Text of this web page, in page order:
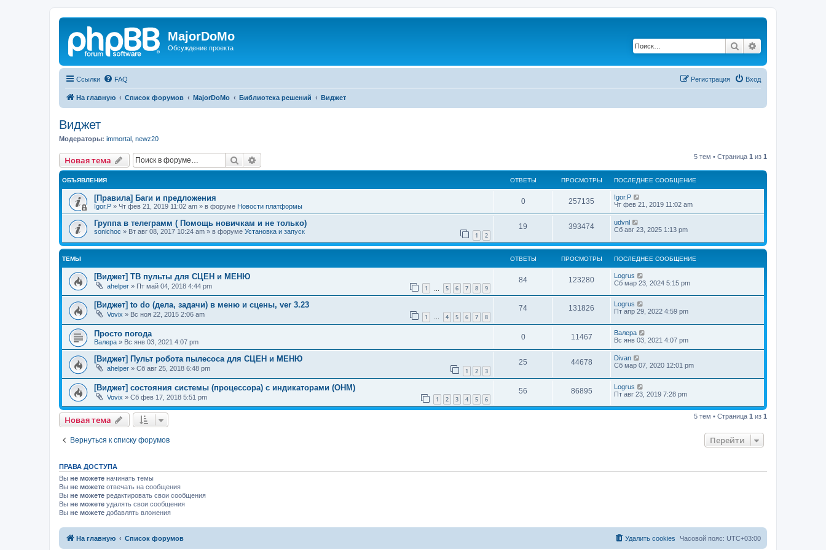
MajorDoMo
Обсуждение проекта Поиск
Ссылки FAQ Вход
Регистрация
На главную Список форумов MajorDoMo Библиотека решений Виджет
Виджет
Модераторы: immortal newz20
Новая тема Поиск 5 тем • Страница 1 из 1
ОБЪЯВЛЕНИЯ ОТВЕТЫ ПРОСМОТРЫ ПОСЛЕДНЕЕ СООБЩЕНИЕ
[Правила] Баги и предложения
Igor.P » Чт фев 21, 2019 11:02 am » в форуме Новости платформы
0 257135
Igor.P
Чт фев 21, 2019 11:02 am
Группа в телеграмм ( Помощь новичкам и не только)
sonichoc » Вт авг 08, 2017 10:24 am » в форуме Установка и запуск 1 2
19 393474
udvnl
Сб авг 23, 2025 1:13 pm
ТЕМЫ ОТВЕТЫ ПРОСМОТРЫ ПОСЛЕДНЕЕ СООБЩЕНИЕ
[Виджет] ТВ пульты для СЦЕН и МЕНЮ
ahelper » Пт май 04, 2018 4:44 pm 1 5 6 7 8 9
84 123280
Logrus
Сб мар 23, 2024 5:15 pm
[Виджет] to do (дела, задачи) в меню и сцены, ver 3.23
Vovix » Вс ноя 22, 2015 2:06 am 1 … 4 5 6 7 8
74 131826
Logrus
Пт апр 29, 2022 4:59 pm
Просто погода
Валера » Вс янв 03, 2021 4:07 pm
0 11467
Валера
Вс янв 03, 2021 4:07 pm
[Виджет] Пульт робота пылесоса для СЦЕН и МЕНЮ
ahelper » Сб авг 25, 2018 6:48 pm 1 2 3
25 44678
Divan
Сб мар 07, 2020 12:01 pm
[Виджет] состояния системы (процессора) с индикаторами (OHM)
Vovix » Сб фев 17, 2018 5:51 pm 1 2 3 4 5 6
56 86895
Logrus
Пт авг 23, 2019 7:28 pm
Новая тема 5 тем • Страница 1 из 1
Вернуться к списку форумов Перейти
ПРАВА ДОСТУПА
Вы не можете начинать темы
Вы не можете отвечать на сообщения
Вы не можете редактировать свои сообщения
Вы не можете удалять свои сообщения
Вы не можете добавлять вложения
На главную Список форумов Часовой пояс: UTC+03:00
Удалить cookies